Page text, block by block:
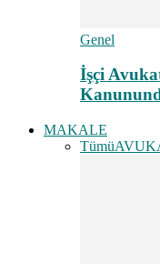
Genel
İşçi
MAKALE
Tümü